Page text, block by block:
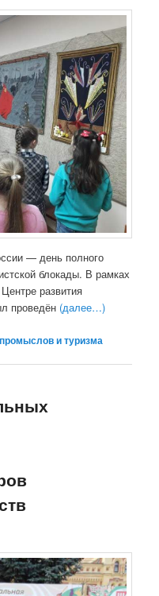
— день полного
блокады. В рамках
развития
проведён (далее…)
и туризма